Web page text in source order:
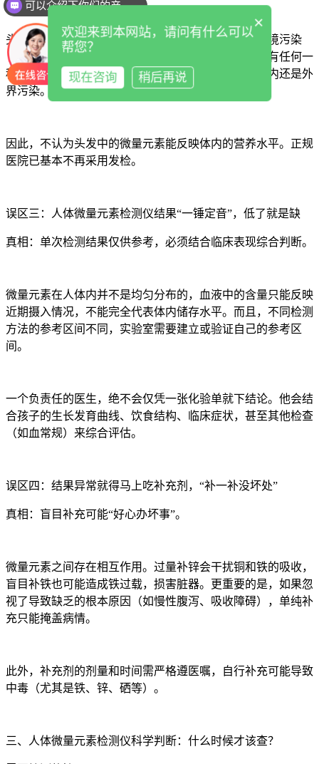
头发是人体末端，代谢活动低，且裸露在外极易受环境污染
（如洗发水、染发剂、空气中的灰尘等）。目前，没有任何一
种标本预处理方法能区分头发中的微量元素是来自体内还是外
界污染。
因此，不认为头发中的微量元素能反映体内的营养水平。正规
医院已基本不再采用发检。
误区三：人体微量元素检测仪结果“一锤定音”，低了就是缺
真相：单次检测结果仅供参考，必须结合临床表现综合判断。
微量元素在人体内并不是均匀分布的，血液中的含量只能反映
近期摄入情况，不能完全代表体内储存水平。而且，不同检测
方法的参考区间不同，实验室需要建立或验证自己的参考区
间。
一个负责任的医生，绝不会仅凭一张化验单就下结论。他会结
合孩子的生长发育曲线、饮食结构、临床症状，甚至其他检查
（如血常规）来综合评估。
误区四：结果异常就得马上吃补充剂，“补一补没坏处”
真相：盲目补充可能“好心办坏事”。
微量元素之间存在相互作用。过量补锌会干扰铜和铁的吸收，
盲目补铁也可能造成铁过载，损害脏器。更重要的是，如果忽
视了导致缺乏的根本原因（如慢性腹泻、吸收障碍），单纯补
充只能掩盖病情。
此外，补充剂的剂量和时间需严格遵医嘱，自行补充可能导致
中毒（尤其是铁、锌、硒等）。
三、人体微量元素检测仪科学判断：什么时候才该查？
你们是怎么收费的呢
×
欢迎来到本网站，请问有什么可以
帮您？
现在咨询 稍后再说